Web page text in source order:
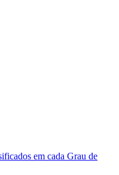
em cada Grau de